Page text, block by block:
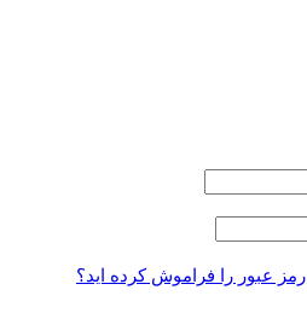
رمز عبور را فراموش کرده اید؟